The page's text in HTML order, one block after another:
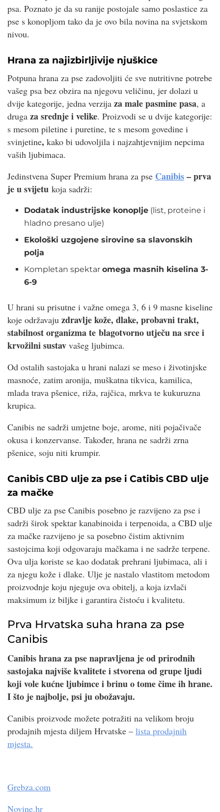
psa. Poznato je da su ranije postojale samo poslastice za
pse s konopljom tako da je ovo bila novina na svjetskom
nivou.
Hrana za najizbirljivije njuškice
Potpuna hrana za pse zadovoljiti će sve nutritivne potrebe
vašeg psa bez obzira na njegovu veličinu, jer dolazi u
dvije kategorije, jedna verzija za male pasmine pasa, a
druga za srednje i velike. Proizvodi se u dvije kategorije:
s mesom piletine i puretine, te s mesom govedine i
svinjetine, kako bi udovoljila i najzahtjevnijim nepcima
vaših ljubimaca.
Jedinstvena Super Premium hrana za pse Canibis– prva
je u svijetu koja sadrži:
Dodatak industrijske konoplje (list, proteine i
hladno presano ulje)
Ekološki uzgojene sirovine sa slavonskih
polja
Kompletan spektaromega masnih kiselina 3-
6-9
U hrani su prisutne i važne omega 3, 6 i 9 masne kiseline
koje održavaju zdravlje kože, dlake, probavni trakt,
stabilnost organizma te blagotvorno utječu na srce i
krvožilni sustav vašeg ljubimca.
Od ostalih sastojaka u hrani nalazi se meso i životinjske
masnoće, zatim aronija, muškatna tikvica, kamilica,
mlada trava pšenice, riža, rajčica, mrkva te kukuruzna
krupica.
Canibis ne sadrži umjetne boje, arome, niti pojačivače
okusa i konzervanse. Također, hrana ne sadrži zrna
pšenice, soju niti krumpir.
Canibis CBD ulje za pse i Catibis CBD ulje
za mačke
CBD ulje za pse Canibis posebno je razvijeno za pse i
sadrži širok spektar kanabinoida i terpenoida, a CBD ulje
za mačke razvijeno je sa posebno čistim aktivnim
sastojcima koji odgovaraju mačkama i ne sadrže terpene.
Ova ulja koriste se kao dodatak prehrani ljubimaca, ali i
za njegu kože i dlake. Ulje je nastalo vlastitom metodom
proizvodnje koju njeguje ova obitelj, a koja izvlači
maksimum iz biljke i garantira čistoću i kvalitetu.
Prva Hrvatska suha hrana za pse
Canibis
Canibis hrana za pse napravljena je od prirodnih
sastojaka najviše kvalitete i stvorena od grupe ljudi
koji vole kućne ljubimce i brinu o tome čime ih hrane.
I što je najbolje, psi ju obožavaju.
Canibis proizvode možete potražiti na velikom broju
prodajnih mjesta diljem Hrvatske – lista prodajnih
mjesta.
Grebza.com
Novine.hr